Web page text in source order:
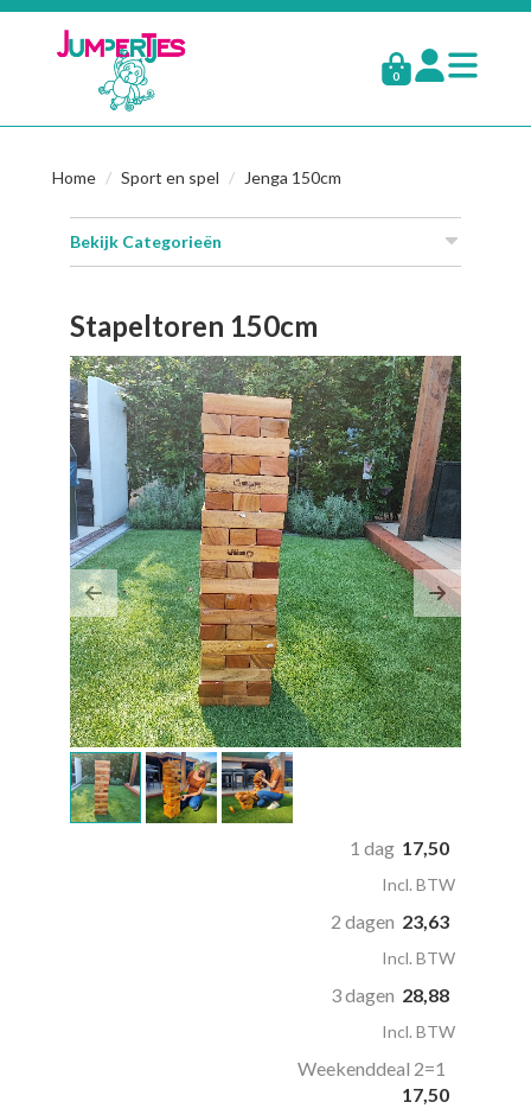
0
Home Sport en spel Jenga 150cm
Bekijk Categorieën
Stapeltoren 150cm
Previous Next
1 dag 17,50
Incl. BTW
2 dagen 23,63
Incl. BTW
3 dagen 28,88
Incl. BTW
Weekenddeal 2=1
17,50